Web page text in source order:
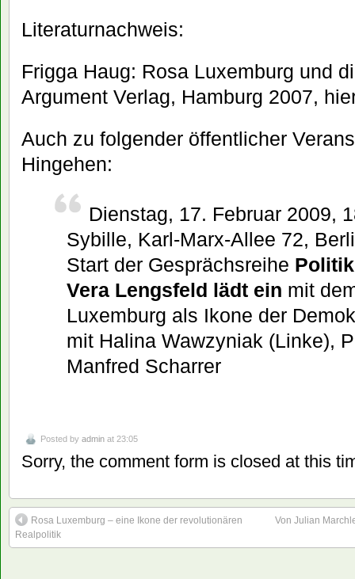
Literaturnachweis:
Frigga Haug: Rosa Luxemburg und
Argument Verlag, Hamburg 2007,
Auch zu folgender öffentlicher
Hingehen:
Dienstag, 17. Februar 2009,
Sybille, Karl-Marx-Allee 72,
Start der Gesprächsreihe
Vera Lengsfeld lädt ein mit
Luxemburg als Ikone der
mit Halina Wawzyniak (Linke),
Manfred Scharrer
Posted by admin at 23:05
Sorry, the comment form is closed at this
Rosa Luxemburg – eine Ikone der revolutionären
Realpolitik
Von Julian